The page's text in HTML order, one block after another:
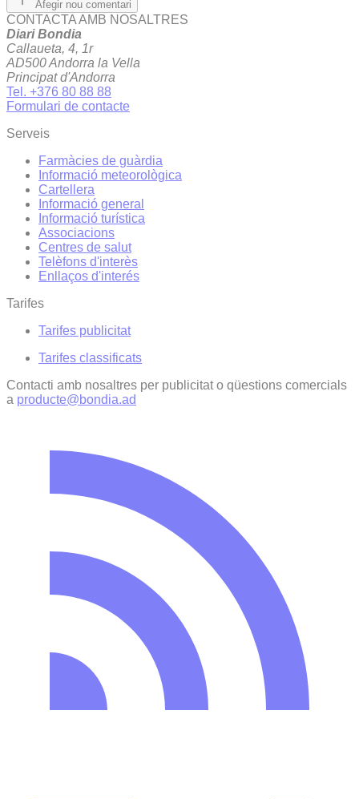
Afegir nou comentari
CONTACTA AMB NOSALTRES
Diari Bondia
Callaueta, 4, 1r
AD500 Andorra la Vella
Principat d'Andorra
Tel. +376 80 88 88
Formulari de contacte
Serveis
Farmàcies de guàrdia
Informació meteorològica
Cartellera
Informació general
Informació turística
Associacions
Centres de salut
Telèfons d'interès
Enllaços d'interés
Tarifes
Tarifes publicitat
Tarifes classificats
Contacti amb nosaltres per publicitat o qüestions comercials
a producte@bondia.ad